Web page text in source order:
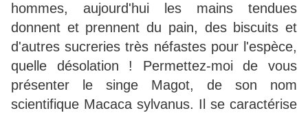
hommes, aujourd'hui les mains tendues
donnent et prennent du pain, des biscuits et
d'autres sucreries très néfastes pour l'espèce,
quelle désolation ! Permettez-moi de vous
présenter le singe Magot, de son nom
scientifique Macaca sylvanus. Il se caractérise